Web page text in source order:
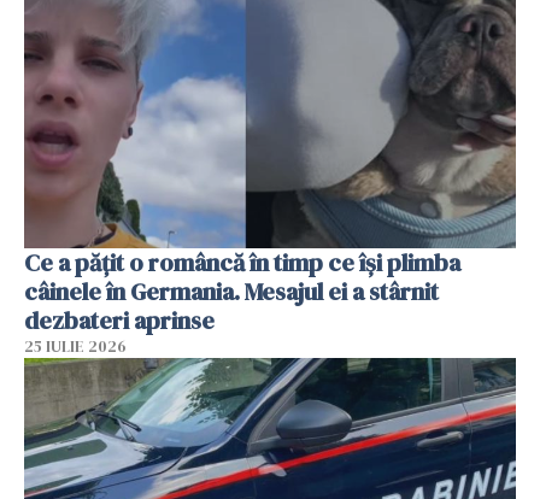
Ce a pățit o româncă în timp ce își plimba
câinele în Germania. Mesajul ei a stârnit
dezbateri aprinse
25 IULIE 2026